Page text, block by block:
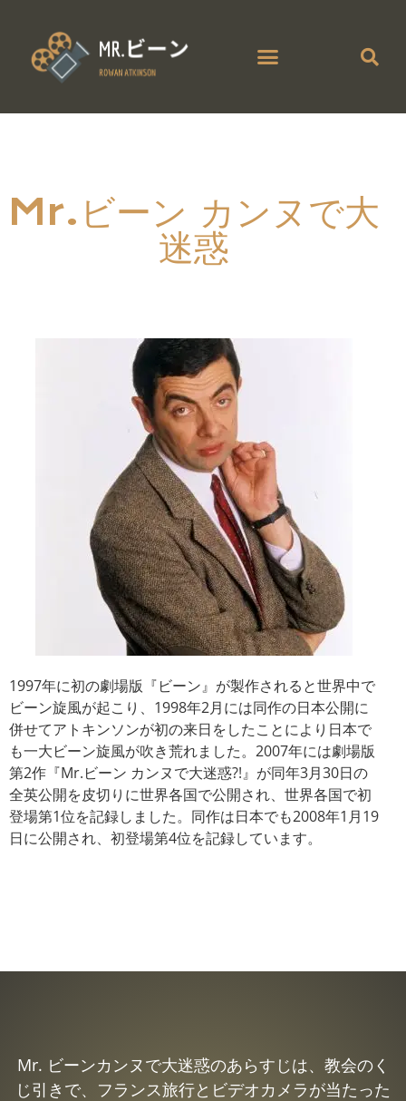
Mr.ビーン カンヌで大
迷惑
1997年に初の劇場版『ビーン』が製作されると世界中で
ビーン旋風が起こり、1998年2月には同作の日本公開に
併せてアトキンソンが初の来日をしたことにより日本で
も一大ビーン旋風が吹き荒れました。2007年には劇場版
第2作『Mr.ビーン カンヌで大迷惑?!』が同年3月30日の
全英公開を皮切りに世界各国で公開され、世界各国で初
登場第1位を記録しました。同作は日本でも2008年1月19
日に公開され、初登場第4位を記録しています。
Mr. ビーンカンヌで大迷惑のあらすじは、教会のく
じ引きで、フランス旅行とビデオカメラが当たった